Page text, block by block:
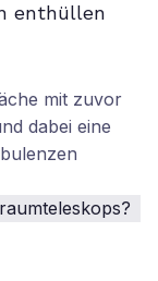
enthüllen
mit zuvor
dabei eine